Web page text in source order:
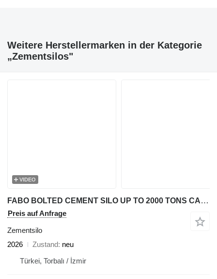
Weitere Herstellermarken in der Kategorie
„Zementsilos"
VIDEO
FABO BOLTED CEMENT SILO UP TO 2000 TONS CAPACITY
Preis auf Anfrage
Zementsilo
2026
Zustand neu
Türkei, Torbalı / İzmir